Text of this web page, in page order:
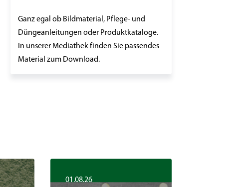
Ganz egal ob Bildmaterial, Pflege- und
Düngeanleitungen oder Produktkataloge.
In unserer Mediathek finden Sie passendes
Material zum Download.
01.08.26